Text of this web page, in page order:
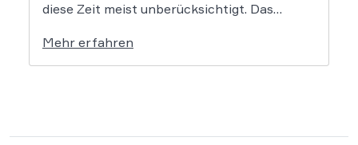
diese Zeit meist unberücksichtigt. Das
in die Debatte bringen und vielen
Arbeitnehmern den Weg zu einer Vergütung
Mehr erfahren